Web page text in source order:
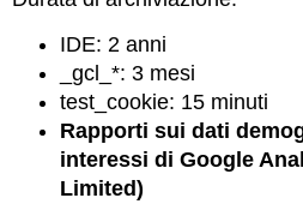
IDE: 2 anni
_gcl_*: 3 mesi
test_cookie: 15 minuti
Rapporti sui dati
interessi di Google
Limited)